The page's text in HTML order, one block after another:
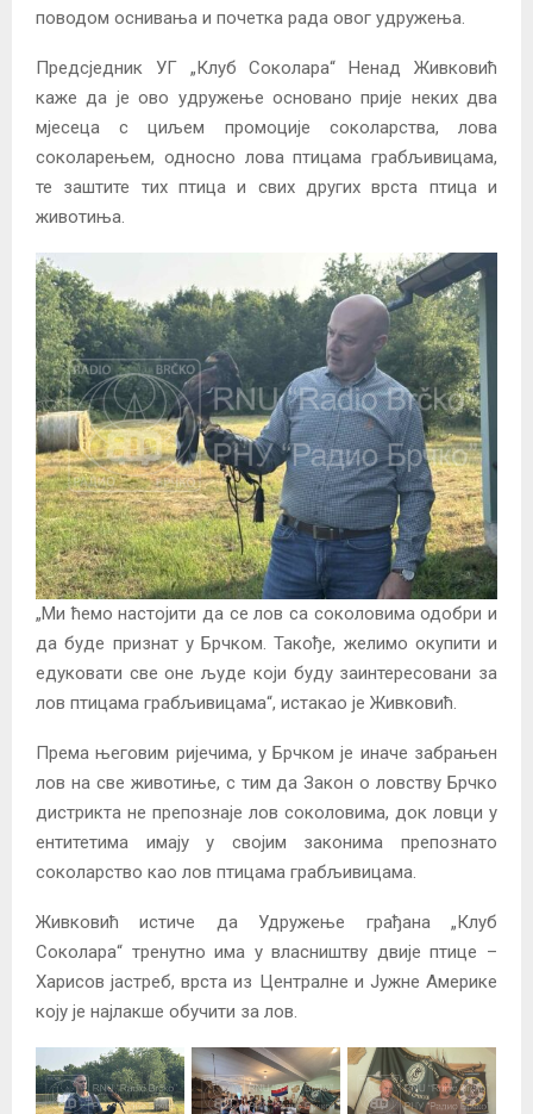
поводом оснивања и почетка рада овог удружења.
Предсједник УГ „Клуб Соколара“ Ненад Живковић
каже да је ово удружење основано прије неких два
мјесеца с циљем промоције соколарства, лова
соколарењем, односно лова птицама грабљивицама,
те заштите тих птица и свих других врста птица и
животиња.
„Ми ћемо настојити да се лов са соколовима одобри и
да буде признат у Брчком. Такође, желимо окупити и
едуковати све оне људе који буду заинтересовани за
лов птицама грабљивицама“, истакао је Живковић.
Према његовим ријечима, у Брчком је иначе забрањен
лов на све животиње, с тим да Закон о ловству Брчко
дистрикта не препознаје лов соколовима, док ловци у
ентитетима имају у својим законима препознато
соколарство као лов птицама грабљивицама.
Живковић истиче да Удружење грађана „Клуб
Соколара“ тренутно има у власништву двије птице –
Харисов јастреб, врста из Централне и Јужне Америке
коју је најлакше обучити за лов.